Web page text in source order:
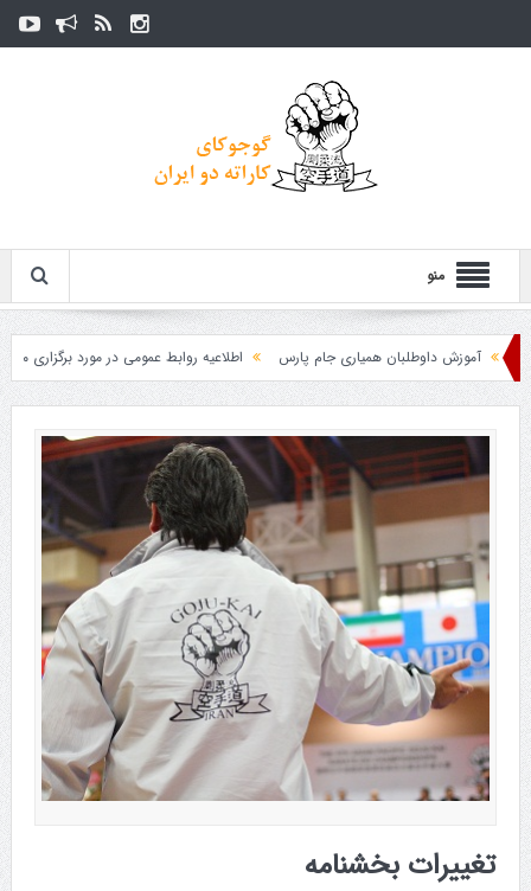
منو
آموزش داوطلبان همیاری جام پارس اطلاعیه روابط عمومی در مورد برگزاری مسابقات
تغییرات بخشنامه